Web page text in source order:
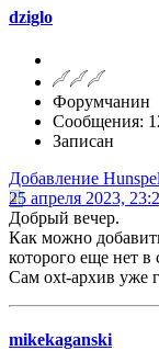
dziglo
Форумчанин
Сообщения:
Записан
Добавление
25 апреля 2023,
Добрый вечер.
Как можно
которого еще нет
Сам oxt-архив уже
mikekaganski